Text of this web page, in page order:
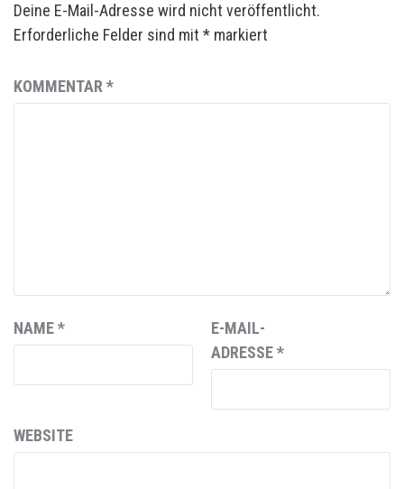
Deine E-Mail-Adresse wird nicht veröffentlicht.
Erforderliche Felder sind mit * markiert
KOMMENTAR*
NAME*
E-MAIL-
ADRESSE*
WEBSITE